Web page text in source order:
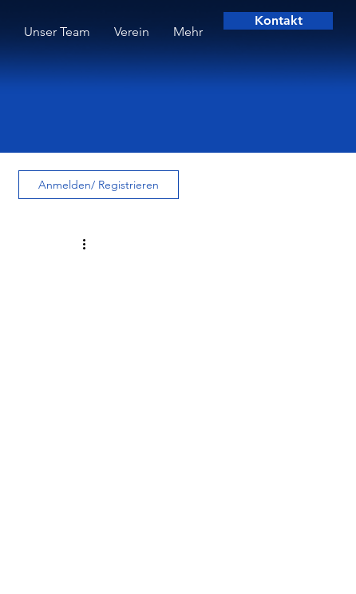
Unser Team Verein Mehr
Kontakt
Anmelden/ Registrieren